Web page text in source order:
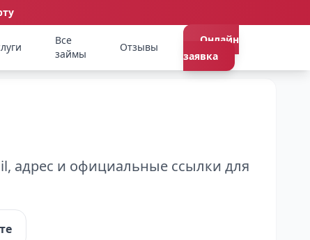
Все
займы
Отзывы
Онлайн
заявка
адрес и официальные ссылки для